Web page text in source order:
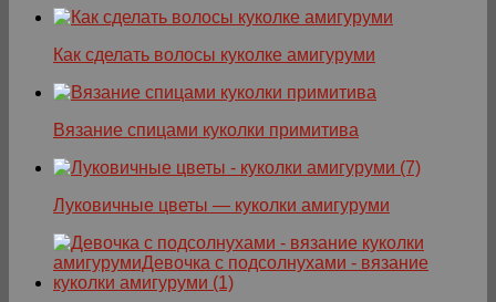
Как сделать волосы куколке амигуруми
Вязание спицами куколки примитива
Луковичные цветы — куколки амигуруми